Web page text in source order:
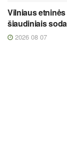
Vilniaus
šiaudiniais
2026 08 07